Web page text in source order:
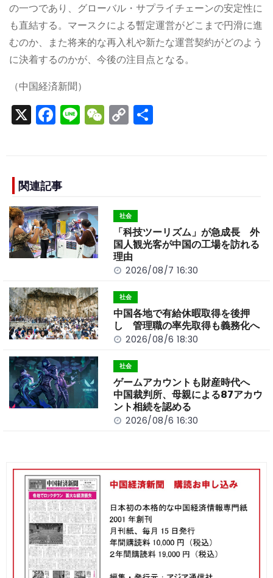
の一つであり、グローバル・サプライチェーンの安定性に
も直結する。マースクによる暫定運営がどこまで円滑に進
むのか、また将来的な再入札や新たな運営契約がどのよう
に決着するのかが、今後の注目点となる。
（中国経済新聞）
X F
a
e
b
o
o
k
Li
n
W
e
C
o
n
k
関連記事
社会
「科技ツーリズム」が急成長 外
国人観光客が中国の工場を訪れる
理由
2026/08/7 16:30
社会
中国各地で有給休暇取得を後押
し 管理職の率先取得も義務化へ
2026/08/6 18:30
社会
ゲームアカウントも財産時代へ
中国裁判所、母親による87アカウ
ント相続を認める
2026/08/6 16:30